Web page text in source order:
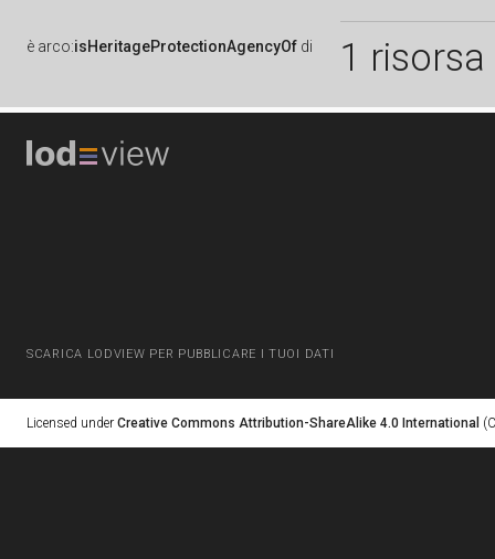
è arco:isHeritageProtectionAgencyOf di 1 risorsa
SCARICA LODVIEW PER PUBBLICARE I TUOI DATI
Licensed under Creative Commons Attribution-ShareAlike 4.0 International